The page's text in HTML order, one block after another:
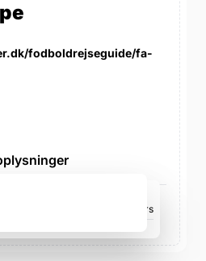
fodboldrejseguide/fa-
Boulevard des Jardiniers